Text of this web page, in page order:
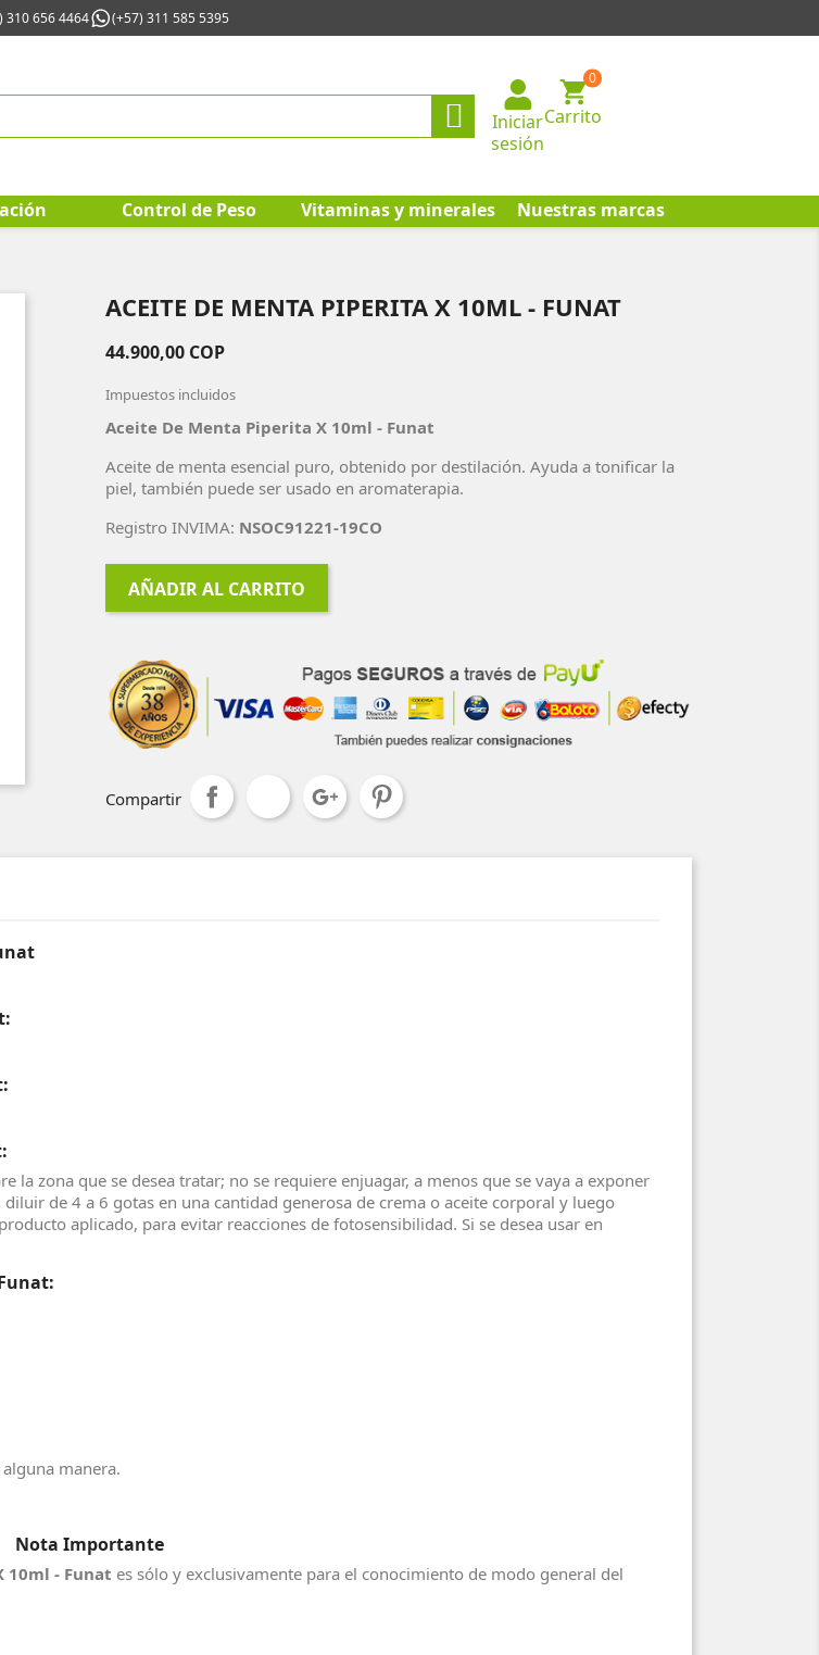
310 656 4464 (+57) 311 585 5395

Iniciar
sesión
Carrito
0
Control de Peso Vitaminas y minerales Nuestras marcas
ACEITE DE MENTA PIPERITA X 10ML - FUNAT
44.900,00 COP
Impuestos incluidos
Aceite De Menta Piperita X 10ml - Funat
Aceite de menta esencial puro, obtenido por destilación. Ayuda a tonificar la
piel, también puede ser usado en aromaterapia.
Registro INVIMA: NSOC91221-19CO
AÑADIR AL CARRITO
Compartir
la zona que se desea tratar; no se requiere enjuagar, a menos que se vaya a exponer
de 4 a 6 gotas en una cantidad generosa de crema o aceite corporal y luego
aplicado, para evitar reacciones de fotosensibilidad. Si se desea usar en
manera.
Nota Importante
10ml - Funat es sólo y exclusivamente para el conocimiento de modo general del